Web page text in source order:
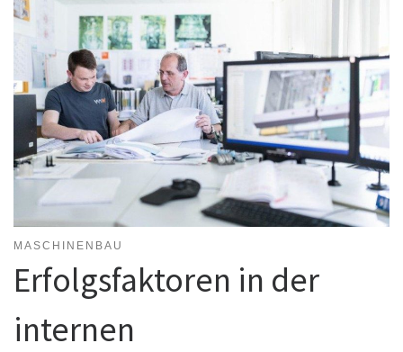
MASCHINENBAU
Erfolgsfaktoren in der
internen